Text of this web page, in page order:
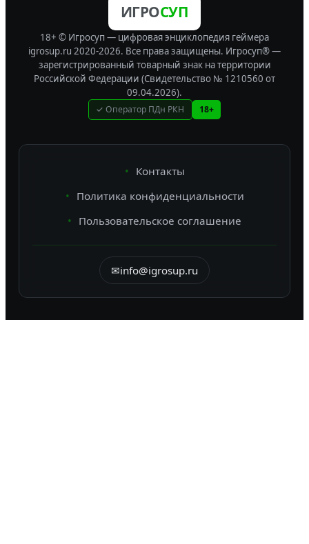
ИГРОСУП
18+ © Игросуп — цифровая энциклопедия геймера
igrosup.ru 2020-2026. Все права защищены. Игросуп® —
зарегистрированный товарный знак на территории
Российской Федерации (Свидетельство № 1210560 от
09.04.2026).
✓ Оператор ПДн РКН 18+
Контакты
Политика конфиденциальности
Пользовательское соглашение
✉info@igrosup.ru